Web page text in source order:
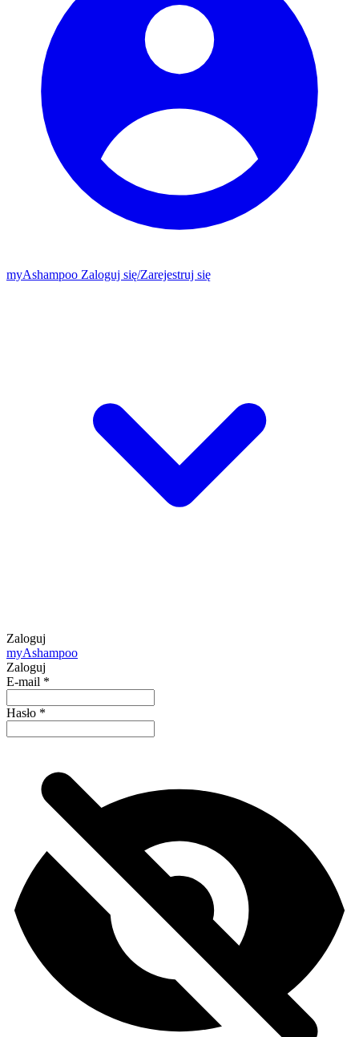
myAshampoo Zaloguj się/Zarejestruj się
Zaloguj
myAshampoo
Zaloguj
E-mail *
Hasło *